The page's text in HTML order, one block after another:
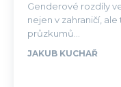
Genderové rozdíly
nejen v zahraničí,
průzkumů...
JAKUB KUCHAŘ